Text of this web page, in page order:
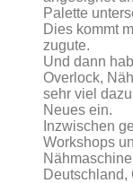
Palette
Dies kommt
zugute.
Und dann
Overlock,
sehr viel
Neues ein.
Inzwischen
Workshops
Deutschland,